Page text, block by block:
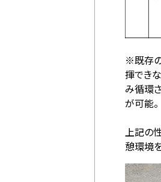
※既存
揮でき
み循環
が可能。
上記の
憩環境